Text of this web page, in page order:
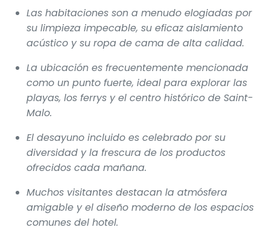
Las habitaciones son a menudo elogiadas por
su limpieza impecable, su eficaz aislamiento
acústico y su ropa de cama de alta calidad.
La ubicación es frecuentemente mencionada
como un punto fuerte, ideal para explorar las
playas, los ferrys y el centro histórico de Saint-
Malo.
El desayuno incluido es celebrado por su
diversidad y la frescura de los productos
ofrecidos cada mañana.
Muchos visitantes destacan la atmósfera
amigable y el diseño moderno de los espacios
comunes del hotel.